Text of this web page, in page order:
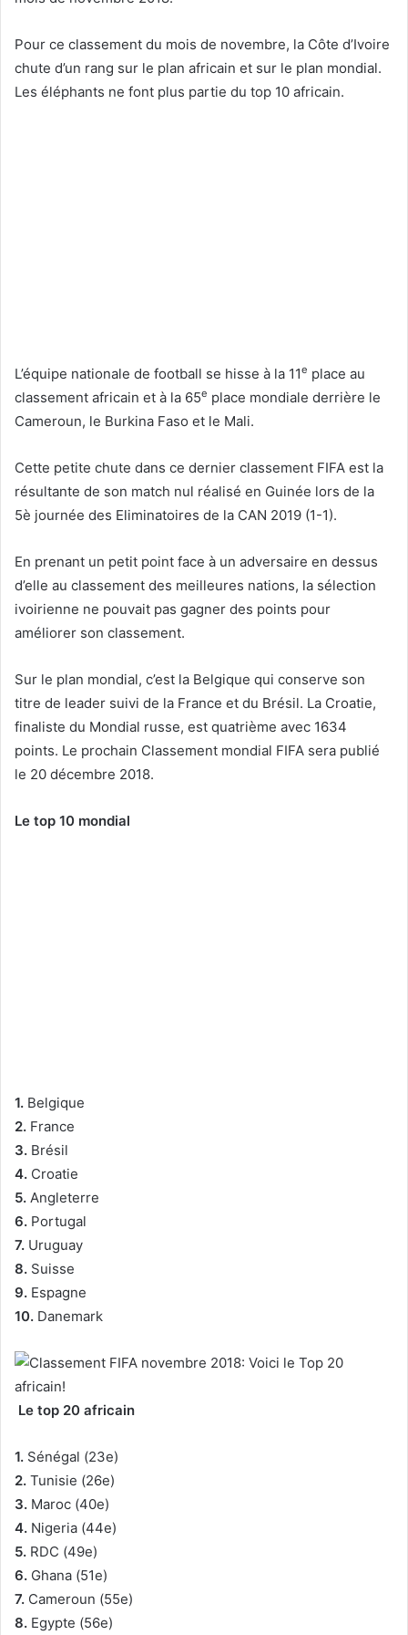
Pour ce classement du mois de novembre, la Côte d’Ivoire
chute d’un rang sur le plan africain et sur le plan mondial.
Les éléphants ne font plus partie du top 10 africain.
L’équipe nationale de football se hisse à la 11e place au
classement africain et à la 65e place mondiale derrière le
Cameroun, le Burkina Faso et le Mali.
Cette petite chute dans ce dernier classement FIFA est la
résultante de son match nul réalisé en Guinée lors de la
5è journée des Eliminatoires de la CAN 2019 (1-1).
En prenant un petit point face à un adversaire en dessus
d’elle au classement des meilleures nations, la sélection
ivoirienne ne pouvait pas gagner des points pour
améliorer son classement.
Sur le plan mondial, c’est la Belgique qui conserve son
titre de leader suivi de la France et du Brésil. La Croatie,
finaliste du Mondial russe, est quatrième avec 1634
points. Le prochain Classement mondial FIFA sera publié
le 20 décembre 2018.
Le top 10 mondial
1. Belgique
2. France
3. Brésil
4. Croatie
5. Angleterre
6. Portugal
7. Uruguay
8. Suisse
9. Espagne
10. Danemark
Le top 20 africain
1. Sénégal (23e)
2. Tunisie (26e)
3. Maroc (40e)
4. Nigeria (44e)
5. RDC (49e)
6. Ghana (51e)
7. Cameroun (55e)
8. Egypte (56e)